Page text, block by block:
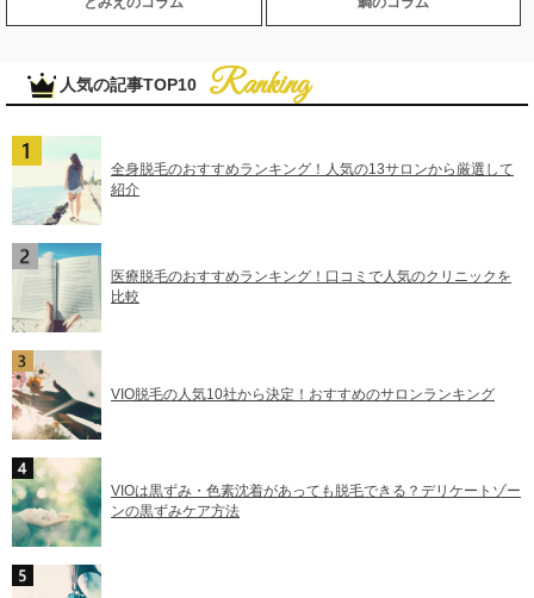
人気の記事TOP10
全身脱毛のおすすめランキング！人気の13サロンから厳選して
紹介
医療脱毛のおすすめランキング！口コミで人気のクリニックを
比較
VIO脱毛の人気10社から決定！おすすめのサロンランキング
VIOは黒ずみ・色素沈着があっても脱毛できる？デリケートゾー
ンの黒ずみケア方法